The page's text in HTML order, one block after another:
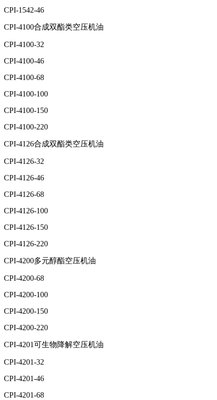
CPI-1542-46
CPI-4100合成双酯类空压机油
CPI-4100-32
CPI-4100-46
CPI-4100-68
CPI-4100-100
CPI-4100-150
CPI-4100-220
CPI-4126合成双酯类空压机油
CPI-4126-32
CPI-4126-46
CPI-4126-68
CPI-4126-100
CPI-4126-150
CPI-4126-220
CPI-4200多元醇酯空压机油
CPI-4200-68
CPI-4200-100
CPI-4200-150
CPI-4200-220
CPI-4201可生物降解空压机油
CPI-4201-32
CPI-4201-46
CPI-4201-68